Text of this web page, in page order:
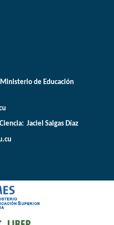
de Educación
Jaciel Salgas Díaz